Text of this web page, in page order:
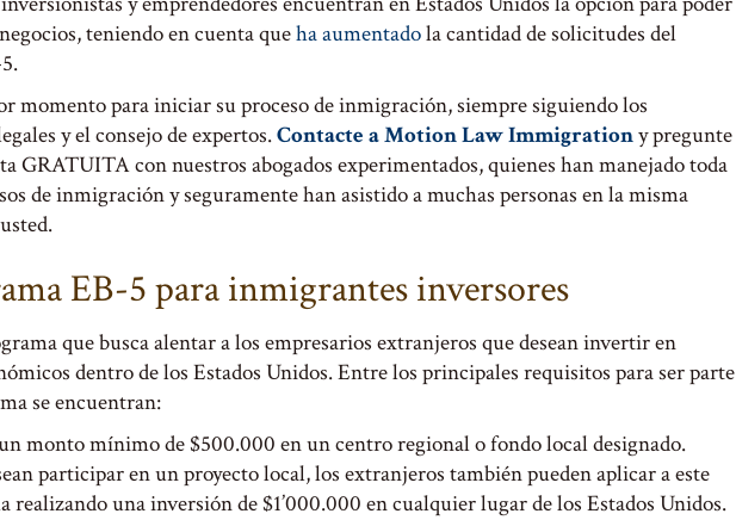
teniendo en cuenta queha aumentadola cantidad de solicitudes del
momento para iniciar su proceso de inmigración, siempre siguiendo los
y el consejo de expertos.Contacte a Motion Law Immigrationy pregunte
GRATUITA con nuestros abogados experimentados, quienes han manejado toda
de inmigración y seguramente han asistido a muchas personas en la misma
EB-5 para inmigrantes inversores
que busca alentar a los empresarios extranjeros que desean invertir en
dentro de los Estados Unidos. Entre los principales requisitos para ser parte
se encuentran:
monto mínimo de $500.000 en un centro regional o fondo local designado.
participar en un proyecto local, los extranjeros también pueden aplicar a este
realizando una inversión de $1’000.000 en cualquier lugar de los Estados Unidos.